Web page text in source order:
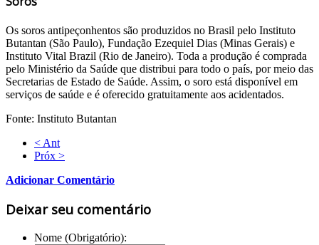
Os soros antipeçonhentos são produzidos no Brasil pelo Instituto
Butantan (São Paulo), Fundação Ezequiel Dias (Minas Gerais) e
Instituto Vital Brazil (Rio de Janeiro). Toda a produção é comprada
pelo Ministério da Saúde que distribui para todo o país, por meio das
Secretarias de Estado de Saúde. Assim, o soro está disponível em
serviços de saúde e é oferecido gratuitamente aos acidentados.
Fonte: Instituto Butantan
< Ant
Próx >
Adicionar Comentário
Deixar seu comentário
Nome (Obrigatório):